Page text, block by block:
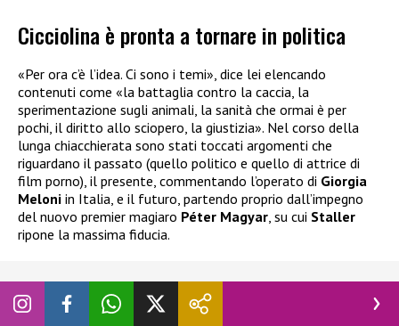
Cicciolina è pronta a tornare in politica
«Per ora c’è l’idea. Ci sono i temi», dice lei elencando
contenuti come «la battaglia contro la caccia, la
sperimentazione sugli animali, la sanità che ormai è per
pochi, il diritto allo sciopero, la giustizia». Nel corso della
lunga chiacchierata sono stati toccati argomenti che
riguardano il passato (quello politico e quello di attrice di
film porno), il presente, commentando l’operato di Giorgia
Meloni in Italia, e il futuro, partendo proprio dall’impegno
del nuovo premier magiaro Péter Magyar, su cui Staller
ripone la massima fiducia.